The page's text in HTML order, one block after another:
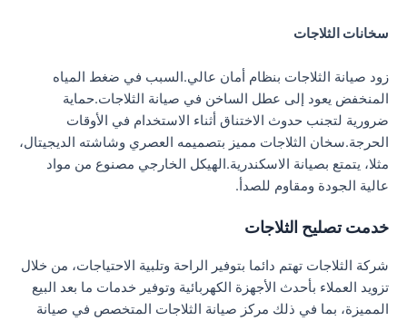
سخانات الثلاجات
زود صيانة الثلاجات بنظام أمان عالي.السبب في ضغط المياه
المنخفض يعود إلى عطل الساخن في صيانة الثلاجات.حماية
ضرورية لتجنب حدوث الاختناق أثناء الاستخدام في الأوقات
الحرجة.سخان الثلاجات مميز بتصميمه العصري وشاشته الديجيتال،
مثلا، يتمتع بصيانة الاسكندرية.الهيكل الخارجي مصنوع من مواد
عالية الجودة ومقاوم للصدأ.
خدمت تصليح الثلاجات
شركة الثلاجات تهتم دائما بتوفير الراحة وتلبية الاحتياجات، من خلال
تزويد العملاء بأحدث الأجهزة الكهربائية وتوفير خدمات ما بعد البيع
المميزة، بما في ذلك مركز صيانة الثلاجات المتخصص في صيانة